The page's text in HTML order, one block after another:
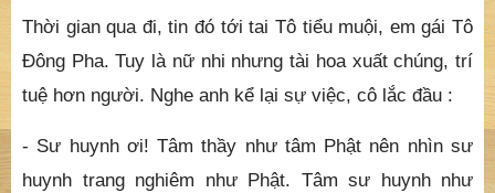
Thời gian qua đi, tin đó tới tai Tô tiểu muội, em gái Tô
Đông Pha. Tuy là nữ nhi nhưng tài hoa xuất chúng, trí
tuệ hơn người. Nghe anh kể lại sự việc, cô lắc đầu :
- Sư huynh ơi! Tâm thầy như tâm Phật nên nhìn sư
huynh trang nghiêm như Phật. Tâm sư huynh như